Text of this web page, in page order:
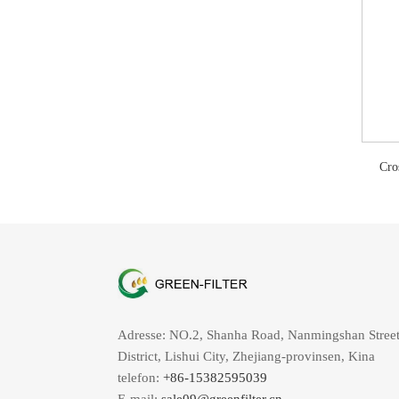
Adresse: NO.2, Shanha Road, Nanmingshan
District, Lishui City, Zhejiang-provinsen, Kina
telefon: +86-15382595039